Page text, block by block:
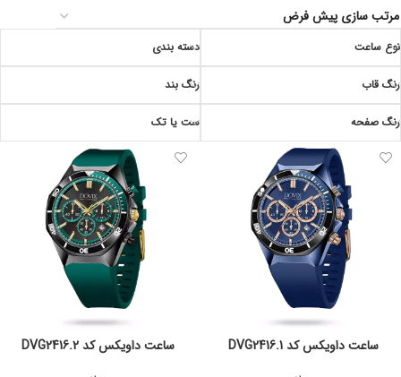
نوع ساعت دسته بندی
رنگ قاب رنگ بند
رنگ صفحه ست یا تک
ساعت داویکس کد DVG2416.1
ساعت داویکس کد DVG2416.2